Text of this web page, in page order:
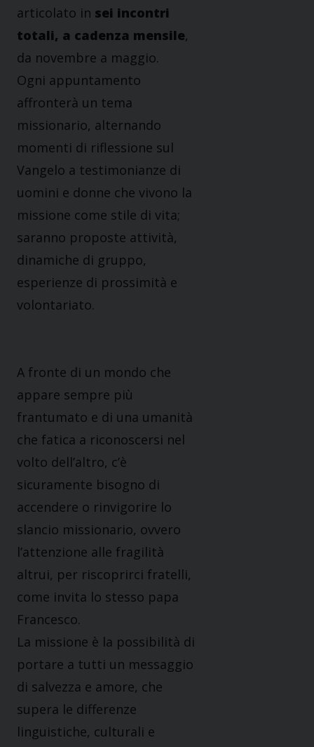
articolato in sei incontri
totali, a cadenza mensile,
da novembre a maggio.
Ogni appuntamento
affronterà un tema
missionario, alternando
momenti di riflessione sul
Vangelo a testimonianze di
uomini e donne che vivono la
missione come stile di vita;
saranno proposte attività,
dinamiche di gruppo,
esperienze di prossimità e
volontariato.
A fronte di un mondo che
appare sempre più
frantumato e di una umanità
che fatica a riconoscersi nel
volto dell’altro, c’è
sicuramente bisogno di
accendere o rinvigorire lo
slancio missionario, ovvero
l’attenzione alle fragilità
altrui, per riscoprirci fratelli,
come invita lo stesso papa
Francesco.
La missione è la possibilità di
portare a tutti un messaggio
di salvezza e amore, che
supera le differenze
linguistiche, culturali e